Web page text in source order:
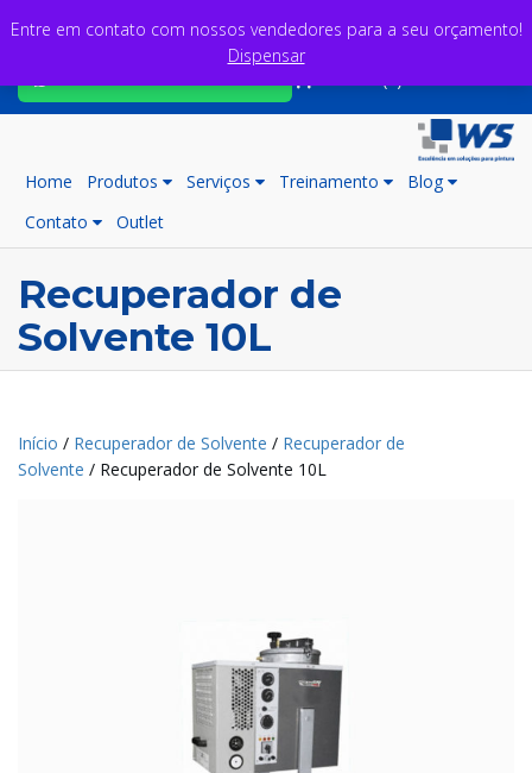
Home Produtos Serviços Treinamento
Blog
Contato
Outlet
Recuperador de
Solvente 10L
Início / Recuperador de Solvente / Recuperador de
Solvente / Recuperador de Solvente 10L
Entre em contato com nossos vendedores para a seu orçamento!
Dispensar